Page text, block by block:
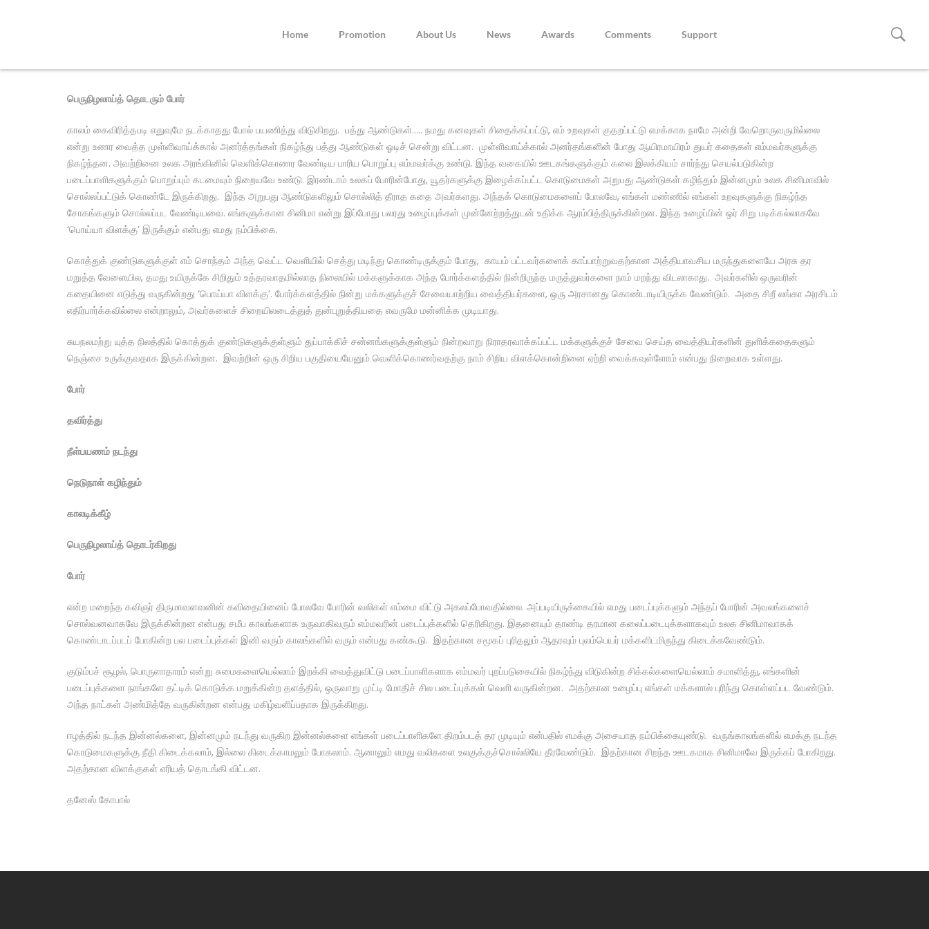
Home Promotion About Us News Awards Comments Support
பெருநிழலாய்த் தொடரும் போர்
காலம் கைவிரித்தபடி எதுவுமே நடக்காதது போல் பயணித்து விடுகிறது. பத்து ஆண்டுகள்….. நமது கனவுகள் சிதைக்கப்பட்டு, எம் உறவுகள் குதறப்பட்டு எமக்காக நாமே அன்றி வேறொருவருமில்லை
என்று உணர வைத்த முள்ளிவாய்க்கால் அனர்த்தங்கள் நிகழ்ந்து பத்து ஆண்டுகள் ஓடிச் சென்று விட்டன. முள்ளிவாய்க்கால் அனர்தங்களின் போது ஆயிரமாயிரம் துயர் கதைகள் எம்மவர்களுக்கு
நிகழ்ந்தன. அவற்றினை உலக அரங்கினில் வெளிக்கொணர வேண்டிய பாரிய பொறுப்பு எம்மவர்க்கு உண்டு. இந்த வகையில் ஊடகங்களுக்கும் கலை இலக்கியம் சார்ந்து செயல்படுகின்ற
படைப்பாளிகளுக்கும் பொறுப்பும் கடமையும் நிறையவே உண்டு. இரண்டாம் உலகப் போரின்போது, யூதர்களுக்கு இழைக்கப்பட்ட கொடுமைகள் அறுபது ஆண்டுகள் கழிந்தும் இன்னமும் உலக சினிமாவில்
சொல்லப்பட்டுக் கொண்டே இருக்கிறது. இந்த அறுபது ஆண்டுகளிலும் சொல்லித் தீராத கதை அவர்களது. அந்தக் கொடுமைகளைப் போலவே, எங்கள் மண்ணில் எங்கள் உறவுகளுக்கு நிகழ்ந்த
சோகங்களும் சொல்லப்பட வேண்டியவை. எங்களுக்கான சினிமா என்று இப்போது பலரது உழைப்புக்கள் முன்னேற்றத்துடன் உதிக்க ஆரம்பித்திருக்கின்றன. இந்த உழைப்பின் ஒர் சிறு படிக்கல்லாகவே
‘பொய்யா விளக்கு’ இருக்கும் என்பது எமது நம்பிக்கை.
கொத்துக் குண்டுகளுக்குள் எம் சொந்தம் அந்த வெட்ட வெளியில் செத்து மடிந்து கொண்டிருக்கும் போது, காயம் பட்டவர்களைக் காப்பாற்றுவதற்கான அத்தியாவசிய மருந்துகளையே அரசு தர
மறுத்த வேளையில, தமது உயிருக்கே சிறிதும் உத்தரவாதமில்லாத நிலையில் மக்களுக்காக அந்த போர்க்களத்தில் நின்றிருந்த மருத்துவர்களை நாம் மறந்து விடலாகாது. அவர்களில் ஒருவரின்
கதையினை எடுத்து வருகின்றது ‘பொய்யா விளக்கு’. போர்க்களத்தில் நின்று மக்களுக்குச் சேவையாற்றிய வைத்தியர்களை, ஒரு அரசானது கொண்டாடியிருக்க வேண்டும். அதை சிறீ லங்கா அரசிடம்
எதிர்பார்க்கவில்லை என்றாலும், அவர்களைச் சிறையிலடைத்துத் துன்புறுத்தியதை எவருமே மன்னிக்க முடியாது.
சுயநலமற்று யுத்த நிலத்தில் கொத்துக் குண்டுகளுக்குள்ளும் துப்பாக்கிச் சன்னங்களுக்குள்ளும் நின்றவாறு நிராதரவாக்கப்பட்ட மக்களுக்குச் சேவை செய்த வைத்தியர்களின் துளிக்கதைகளும்
நெஞ்சை உருக்குவதாக இருக்கின்றன. இவற்றின் ஒரு சிறிய பகுதியையேனும் வெளிக்கொணர்வதற்கு நாம் சிறிய விளக்கொன்றினை ஏற்றி வைக்கவுள்ளோம் என்பது நிறைவாக உள்ளது.
போர்
தவிர்த்து
நீள்பயணம் நடந்து
நெடுநாள் கழிந்தும்
காலடிக்கீழ்
பெருநிழலாய்த் தொடர்கிறது
போர்
என்ற மறைந்த கவிஞர் திருமாவளவனின் கவிதையினைப் போலவே போரின் வலிகள் எம்மை விட்டு அகலப்போவதில்லை. அப்படியிருக்கையில் எமது படைப்புக்களும் அந்தப் போரின் அவலங்களைச்
சொல்வனவாகவே இருக்கின்றன என்பது சமீப காலங்களாக உருவாகிவரும் எம்மவரின் படைப்புக்களில் தெரிகிறது. இதனையும் தாண்டி தரமான கலைப்படைபுக்களாகவும் உலக சினிமாவாகக்
கொண்டாடப்படப் போகின்ற பல படைப்புக்கள் இனி வரும் காலங்களில் வரும் என்பது கண்கூடு. இதற்கான சமூகப் புரிதலும் ஆதரவும் புலம்பெயர் மக்களிடமிருந்து கிடைக்கவேண்டும்.
குடும்பச் சூழல், பொருளாதாரம் என்று சுமைகளையெல்லாம் இறக்கி வைத்துவிட்டு படைப்பாளிகளாக எம்மவர் புறப்படுகையில் நிகழ்ந்து விடுகின்ற சிக்கல்களையெல்லாம் சமாளித்து, எங்களின்
படைப்புக்களை நாங்களே தட்டிக் கொடுக்க மறுக்கின்ற தளத்தில், ஒருவாறு முட்டி மோதிச் சில படைப்புக்கள் வெளி வருகின்றன. அதற்கான உழைப்பு எங்கள் மக்களால் புரிந்து கொள்ளப்பட வேண்டும்.
அந்த நாட்கள் அண்மித்தே வருகின்றன என்பது மகிழ்வளிப்பதாக இருக்கிறது.
ஈழத்தில் நடந்த இன்னல்களை, இன்னமும் நடந்து வருகிற இன்னல்களை எங்கள் படைப்பாளிகளே திறம்படத் தர முடியும் என்பதில் எமக்கு அசையாத நம்பிக்கையுண்டு. வருங்காலங்களில் எமக்கு நடந்த
கொடுமைகளுக்கு நீதி கிடைக்கலாம், இல்லை கிடைக்காமலும் போகலாம். ஆனாலும் எமது வலிகளை உலகுக்குச்சொல்லியே தீரவேண்டும். இதற்கான சிறந்த ஊடகமாக சினிமாவே இருக்கப் போகிறது.
அதற்கான விளக்குகள் எரியத் தொடங்கி விட்டன.
தனேஸ் கோபால்